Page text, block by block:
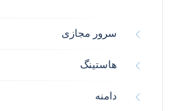
سرور مجازی
هاستینگ
دامنه